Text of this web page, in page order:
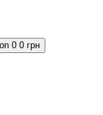
0 0 грн